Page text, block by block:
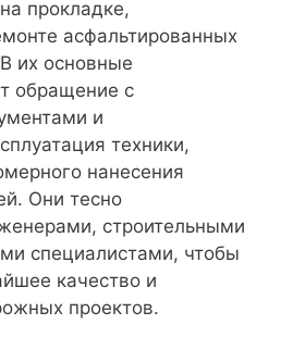
прокладке,
асфальтированных
их основные
обращение с
и
техники,
нанесения
Они тесно
строительными
специалистами, чтобы
качество и
проектов.